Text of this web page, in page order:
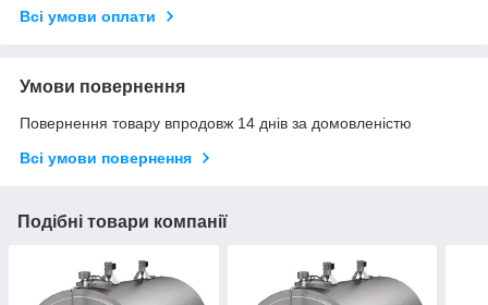
Всі умови оплати
Умови повернення
Повернення товару впродовж 14 днів за домовленістю
Всі умови повернення
Подібні товари компанії